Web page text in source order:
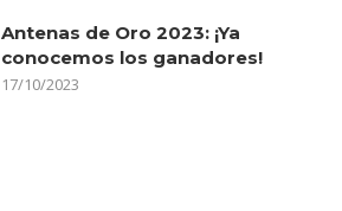
Antenas de Oro 2023: ¡Ya
conocemos los ganadores!
17/10/2023